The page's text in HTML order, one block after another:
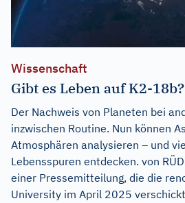
Wissenschaft
Gibt es Leben auf K2-18b?
Der Nachweis von Planeten bei
inzwischen Routine. Nun können
Atmosphären analysieren – und
Lebensspuren entdecken. von
einer Pressemitteilung, die die
University im April 2025